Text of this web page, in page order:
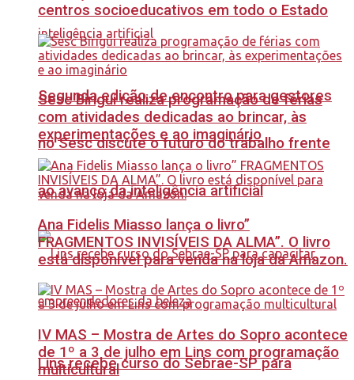
Segunda edição de encontro para gestores
no Sesc discute o futuro do trabalho frente
ao avanço da inteligência artificial
Lins recebe curso do Sebrae-SP para
centros socioeducativos em todo o Estado
Sesc Birigui realiza programação de férias
com atividades dedicadas ao brincar, às
experimentações e ao imaginário
Ana Fidelis Miasso lança o livro”
FRAGMENTOS INVISÍVEIS DA ALMA”. O livro
está disponível para venda na loja da Amazon.
IV MAS – Mostra de Artes do Sopro acontece
de 1º a 3 de julho em Lins com programação
multicultural